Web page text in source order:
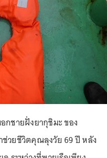
กชายฝั่งยากุชิมะ ของ
วยชีวิตคุณลุงวัย 69 ปี หลัง